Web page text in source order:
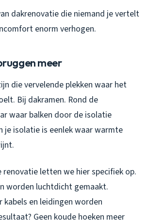
dakrenovatie die niemand je vertelt
enorm verhogen.
meer
die vervelende plekken waar het
Bij dakramen. Rond de
waar balken door de isolatie
je isolatie is eenlek waar warmte
renovatie letten we hier specifiek op.
worden luchtdicht gemaakt.
kabels en leidingen worden
Geen koude hoeken meer